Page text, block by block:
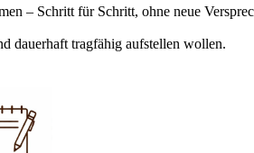
– Schritt für Schritt, ohne neue
dauerhaft tragfähig aufstellen wollen.